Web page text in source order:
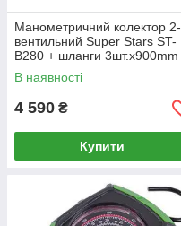
Манометричний колектор 2-
вентильний Super Stars ST-
B280 + шланги 3шт.x900mm
(R22 R404A R410A R407C)
В наявності
4 590 ₴
Купити